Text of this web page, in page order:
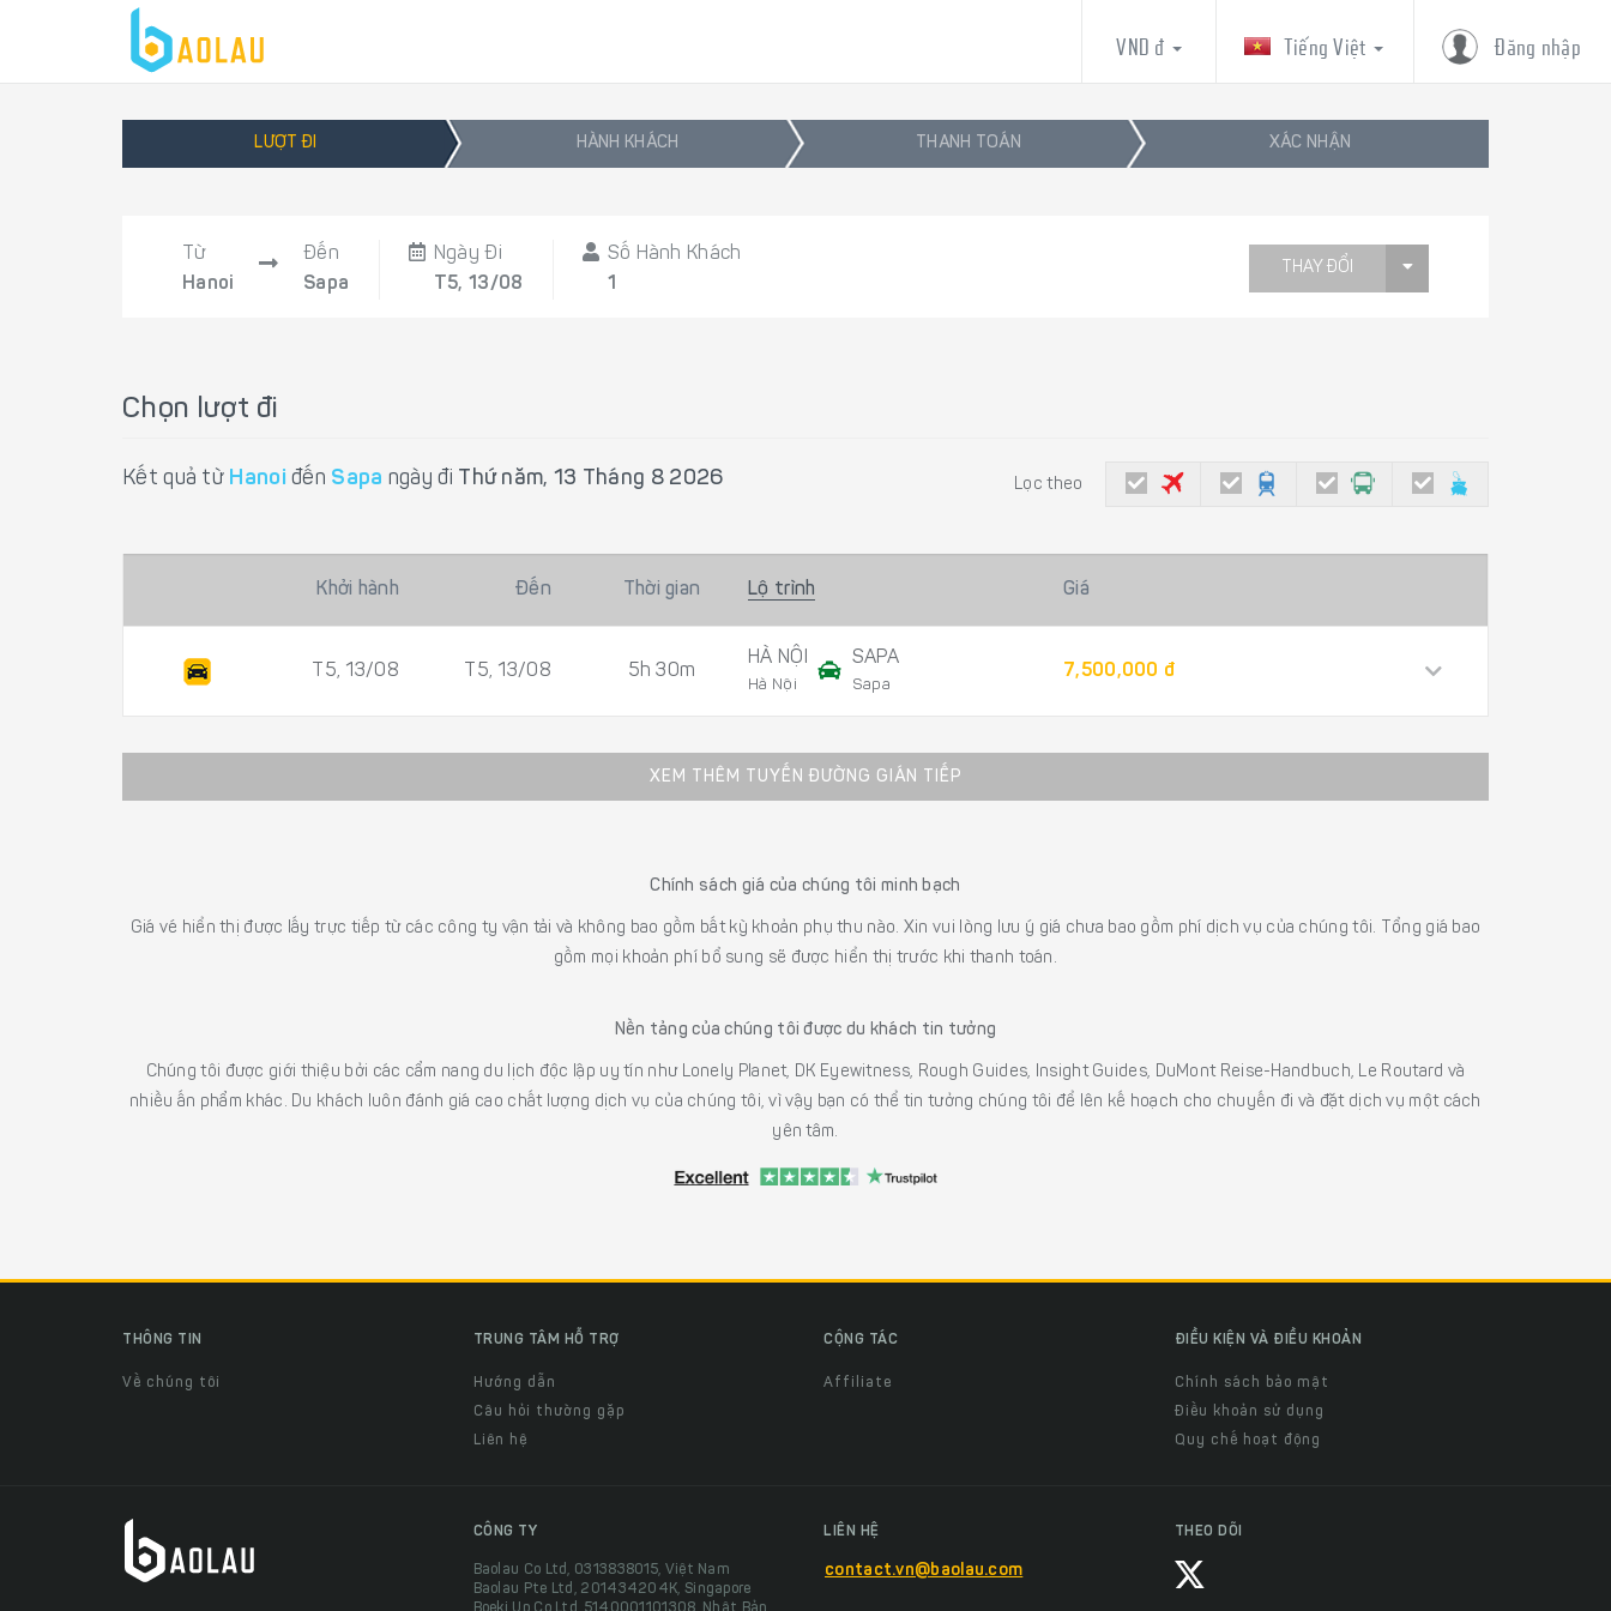
Đăng nhập
Tiếng Việt
VND đ
LƯỢT ĐI HÀNH KHÁCH THANH TOÁN XÁC NHẬN
Từ
Hanoi
Đến
Sapa
Ngày Đi
T5, 13/08
Số Hành Khách
1
THAY ĐỔI
Chọn lượt đi
Kết quả từ Hanoi đến Sapa ngày đi Thứ năm, 13 Tháng 8 2026 Lọc theo
Khởi hành Đến Thời gian Lộ trình Giá
T5, 13/08 T5, 13/08 5h 30m
HÀ NỘI
Hà Nội
SAPA
Sapa
7,500,000 đ
XEM THÊM TUYẾN ĐƯỜNG GIÁN TIẾP
Chính sách giá của chúng tôi minh bạch
Giá vé hiển thị được lấy trực tiếp từ các công ty vận tải và không bao gồm bất kỳ khoản phụ thu nào. Xin vui lòng lưu ý giá chưa bao gồm phí dịch vụ của chúng tôi. Tổng giá bao
gồm mọi khoản phí bổ sung sẽ được hiển thị trước khi thanh toán.
Nền tảng của chúng tôi được du khách tin tưởng
Chúng tôi được giới thiệu bởi các cẩm nang du lịch độc lập uy tín như Lonely Planet, DK Eyewitness, Rough Guides, Insight Guides, DuMont Reise-Handbuch, Le Routard và
nhiều ấn phẩm khác. Du khách luôn đánh giá cao chất lượng dịch vụ của chúng tôi, vì vậy bạn có thể tin tưởng chúng tôi để lên kế hoạch cho chuyến đi và đặt dịch vụ một cách
yên tâm.
THÔNG TIN
Về chúng tôi
TRUNG TÂM HỖ TRỢ
Hướng dẫn
Câu hỏi thường gặp
Liên hệ
CỘNG TÁC
Affiliate
ĐIỀU KIỆN VÀ ĐIỀU KHOẢN
Chính sách bảo mật
Điều khoản sử dụng
Quy chế hoạt động
CÔNG TY
Baolau Co Ltd, 0313838015, Việt Nam
Baolau Pte Ltd, 201434204K, Singapore
LIÊN HỆ
contact.vn@baolau.com
THEO DÕI